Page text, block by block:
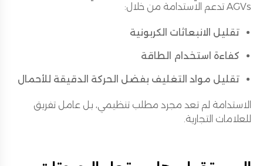
AGVs تدعم الاستدامة من خلال:
تقليل الانبعاثات الكربونية
كفاءة استخدام الطاقة
تقليل مواد التغليف بفضل الحركة الدقيقة للأحمال
الاستدامة لم تعد مجرد مطلب تنظيمي، بل عامل تفريق
للعلامات التجارية.